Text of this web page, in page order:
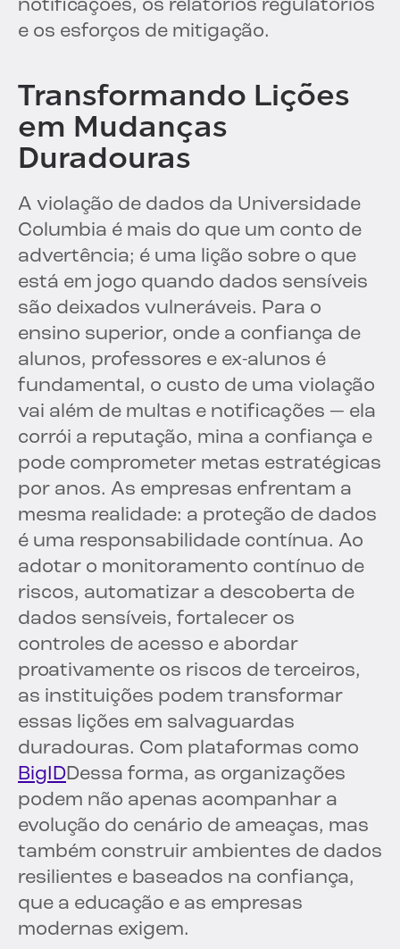
notificações, os relatórios regulatórios
e os esforços de mitigação.
Transformando Lições
em Mudanças
Duradouras
A violação de dados da Universidade
Columbia é mais do que um conto de
advertência; é uma lição sobre o que
está em jogo quando dados sensíveis
são deixados vulneráveis. Para o
ensino superior, onde a confiança de
alunos, professores e ex-alunos é
fundamental, o custo de uma violação
vai além de multas e notificações — ela
corrói a reputação, mina a confiança e
pode comprometer metas estratégicas
por anos. As empresas enfrentam a
mesma realidade: a proteção de dados
é uma responsabilidade contínua. Ao
adotar o monitoramento contínuo de
riscos, automatizar a descoberta de
dados sensíveis, fortalecer os
controles de acesso e abordar
proativamente os riscos de terceiros,
as instituições podem transformar
essas lições em salvaguardas
duradouras. Com plataformas como
BigIDDessa forma, as organizações
podem não apenas acompanhar a
evolução do cenário de ameaças, mas
também construir ambientes de dados
resilientes e baseados na confiança,
que a educação e as empresas
modernas exigem.